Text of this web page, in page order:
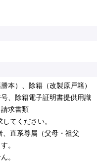
本）、除籍（改製原戸籍）
、除籍電子証明書提供用識
求書類
てください。
直系尊属（父母・祖父
。
。